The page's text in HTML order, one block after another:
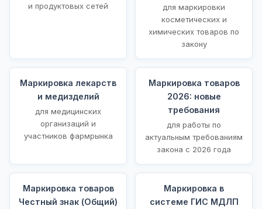
и продуктовых сетей
для маркировки
косметических и
химических товаров по
закону
Маркировка лекарств
и медизделий
для медицинских
организаций и
участников фармрынка
Маркировка товаров
2026: новые
требования
для работы по
актуальным требованиям
закона с 2026 года
Маркировка товаров
Честный знак (Общий)
Маркировка в
системе ГИС МДЛП